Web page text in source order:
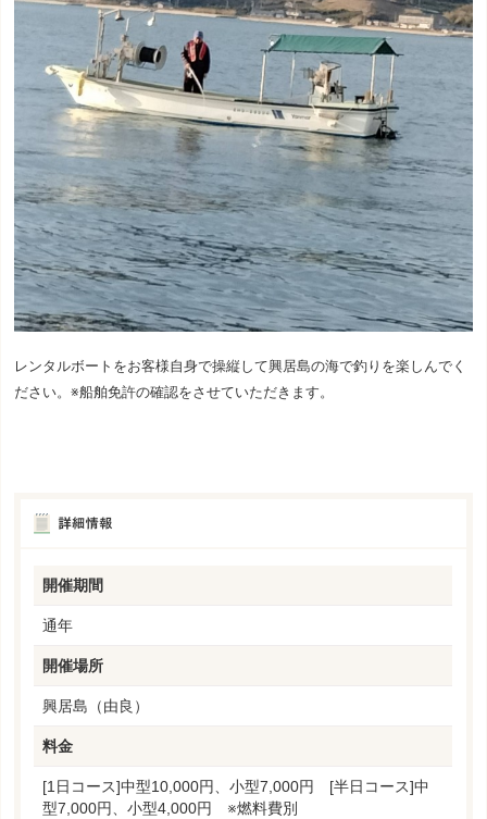
レンタルボートをお客様自身で操縦して興居島の海で釣りを楽しんでく
ださい。※船舶免許の確認をさせていただきます。
開催期間
通年
開催場所
興居島（由良）
料金
[1日コース]中型10,000円、小型7,000円 [半日コース]中
型7,000円、小型4,000円 ※燃料費別